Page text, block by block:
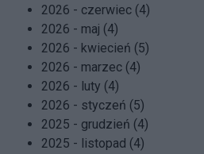
2026 - czerwiec (4)
2026 - maj (4)
2026 - kwiecień (5)
2026 - marzec (4)
2026 - luty (4)
2026 - styczeń (5)
2025 - grudzień (4)
2025 - listopad (4)